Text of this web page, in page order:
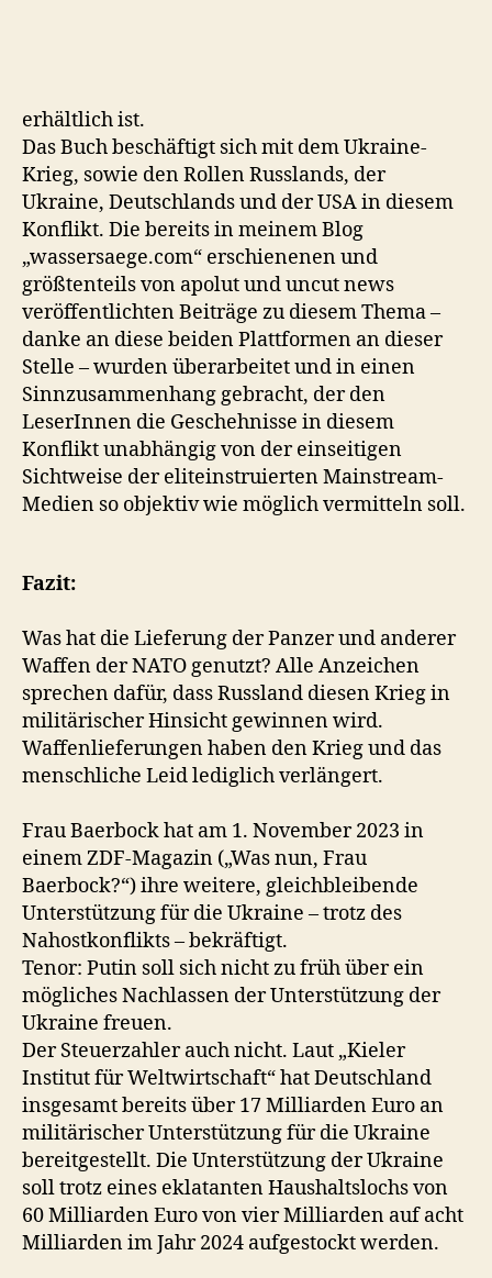
erhältlich ist.
Das Buch beschäftigt sich mit dem Ukraine-
Krieg, sowie den Rollen Russlands, der
Ukraine, Deutschlands und der USA in diesem
Konflikt. Die bereits in meinem Blog
„wassersaege.com“ erschienenen und
größtenteils von apolut und uncut news
veröffentlichten Beiträge zu diesem Thema –
danke an diese beiden Plattformen an dieser
Stelle – wurden überarbeitet und in einen
Sinnzusammenhang gebracht, der den
LeserInnen die Geschehnisse in diesem
Konflikt unabhängig von der einseitigen
Sichtweise der eliteinstruierten Mainstream-
Medien so objektiv wie möglich vermitteln soll.
Fazit:
Was hat die Lieferung der Panzer und anderer
Waffen der NATO genutzt? Alle Anzeichen
sprechen dafür, dass Russland diesen Krieg in
militärischer Hinsicht gewinnen wird.
Waffenlieferungen haben den Krieg und das
menschliche Leid lediglich verlängert.
Frau Baerbock hat am 1. November 2023 in
einem ZDF-Magazin („Was nun, Frau
Baerbock?“) ihre weitere, gleichbleibende
Unterstützung für die Ukraine – trotz des
Nahostkonflikts – bekräftigt.
Tenor: Putin soll sich nicht zu früh über ein
mögliches Nachlassen der Unterstützung der
Ukraine freuen.
Der Steuerzahler auch nicht. Laut „Kieler
Institut für Weltwirtschaft“ hat Deutschland
insgesamt bereits über 17 Milliarden Euro an
militärischer Unterstützung für die Ukraine
bereitgestellt. Die Unterstützung der Ukraine
soll trotz eines eklatanten Haushaltslochs von
60 Milliarden Euro von vier Milliarden auf acht
Milliarden im Jahr 2024 aufgestockt werden.